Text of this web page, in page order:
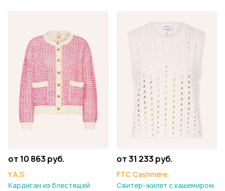
от 10 863 руб.
Y.A.S
Кардиган из блестящей
от 31 233 руб.
FTC Cashmere
Свитер-жилет с кашемиром